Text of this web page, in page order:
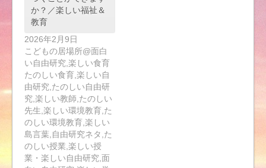
か？／楽しい福祉＆
教育
2026年2月9日
こどもの居場所@面白
い自由研究,楽しい食育
たのしい食育,楽しい自
由研究,たのしい自由研
究,楽しい教師,たのしい
先生,楽しい環境教育,た
のしい環境教育,楽しい
島言葉,自由研究ネタ,た
のしい授業,楽しい授
業・楽しい自由研究,面